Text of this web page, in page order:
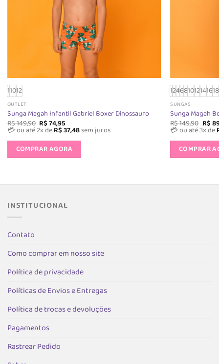
11012
OUTLET
Sunga Magah Infantil Gabriel Boxer Dinossauro
R$149,90 O
preço
original
era:
R$ 149,90.
R$74,95
preço
atual
é:
R$ 74,95.
💳 ou até 2x deR$37,48sem juros
COMPRAR AGORA
variantes.
na
124681012141618
SUNGAS
Sunga Magah
R$149,90 O
preço
era:
R$
R$
💳 ou até 3x de
COMPRAR
INSTITUCIONAL
Contato
Como comprar em nosso site
Política de privacidade
Políticas de Envios e Entregas
Política de trocas e devoluções
Pagamentos
Rastrear Pedido